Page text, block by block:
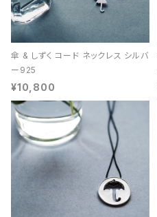
傘 & しずく コード ネックレス シルバ
ー925
¥10,800